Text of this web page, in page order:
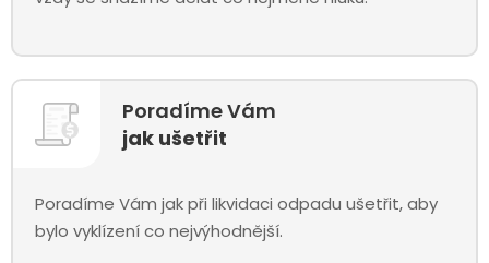
Poradíme Vám
jak ušetřit
Poradíme Vám jak při likvidaci odpadu ušetřit, aby
bylo vyklízení co nejvýhodnější.